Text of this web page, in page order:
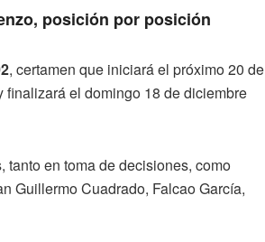
posición por posición
, certamen que iniciará el próximo 20 de
el domingo 18 de diciembre
en toma de decisiones, como
Guillermo Cuadrado, Falcao García,